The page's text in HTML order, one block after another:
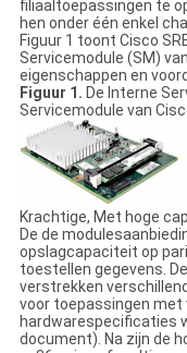
filiaaltoepassingen te
hen onder één enkel
Figuur 1 toont Cisco
Servicemodule (SM)
eigenschappen en
Figuur 1. De Interne
Servicemodule van
Krachtige, Met hoge
De de
opslagcapaciteit op
toestellen gegevens.
verstrekken
voor toepassingen met
hardwarespecificaties
document). Na zijn de